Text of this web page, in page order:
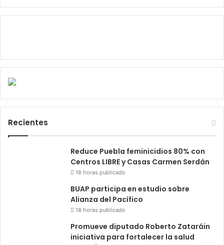
Recientes
Reduce Puebla feminicidios 80% con
Centros LIBRE y Casas Carmen Serdán
18 horas publicado
BUAP participa en estudio sobre
Alianza del Pacífico
18 horas publicado
Promueve diputado Roberto Zataráin
iniciativa para fortalecer la salud